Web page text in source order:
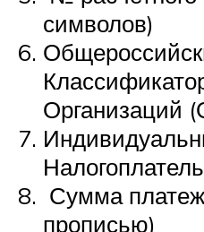
символов)
Организаций
Сумма
прописью)